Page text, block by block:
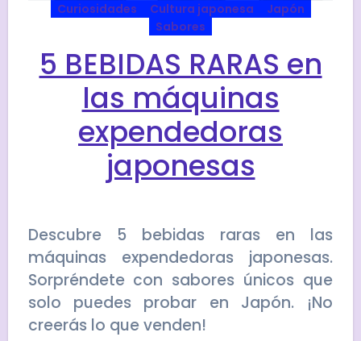
Curiosidades Cultura japonesa
Japón
Sabores
5 BEBIDAS RARAS en
las máquinas
expendedoras
japonesas
Descubre 5 bebidas raras en las
máquinas expendedoras japonesas.
Sorpréndete con sabores únicos que
solo puedes probar en Japón. ¡No
creerás lo que venden!